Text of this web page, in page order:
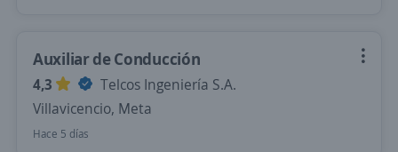
Auxiliar de Conducción
4,3
Telcos Ingeniería S.A.
Villavicencio, Meta
Hace 5 días